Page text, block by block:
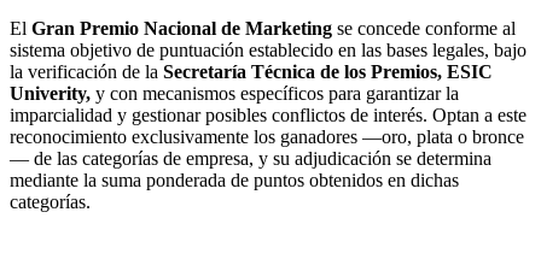
El Gran Premio Nacional de Marketing se concede conforme al
sistema objetivo de puntuación establecido en las bases legales, bajo
la verificación de la Secretaría Técnica de los Premios, ESIC
Univerity, y con mecanismos específicos para garantizar la
imparcialidad y gestionar posibles conflictos de interés. Optan a este
reconocimiento exclusivamente los ganadores —oro, plata o bronce
— de las categorías de empresa, y su adjudicación se determina
mediante la suma ponderada de puntos obtenidos en dichas
categorías.